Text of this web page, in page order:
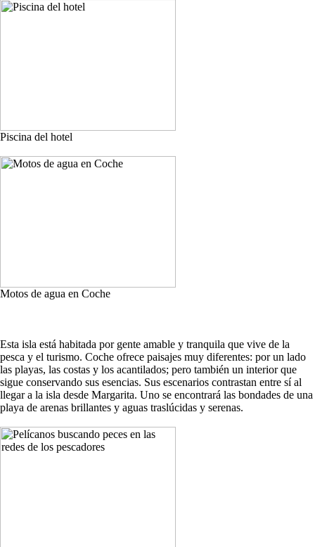
Piscina del hotel
Motos de agua en Coche
Esta isla está habitada por gente amable y tranquila que vive de la
pesca y el turismo. Coche ofrece paisajes muy diferentes: por un lado
las playas, las costas y los acantilados; pero también un interior que
sigue conservando sus esencias. Sus escenarios contrastan entre sí al
llegar a la isla desde Margarita. Uno se encontrará las bondades de una
playa de arenas brillantes y aguas traslúcidas y serenas.